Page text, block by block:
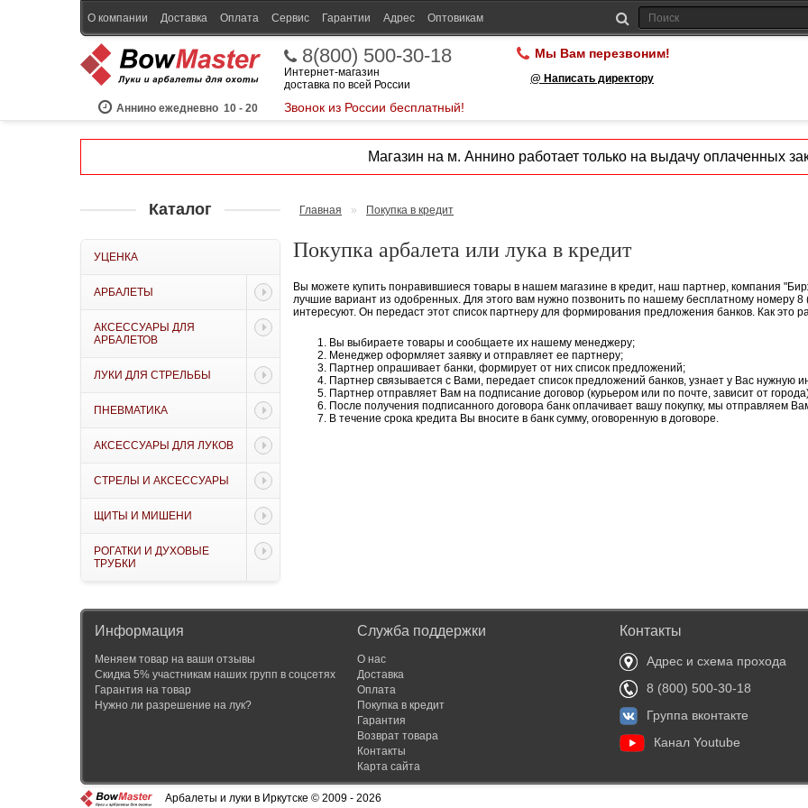
О компании Доставка Оплата Сервис Гарантии Адрес Оптовикам
Аннино ежедневно 10 - 20
8(800) 500-30-18
Интернет-магазин
доставка по всей России
Звонок из России бесплатный!
Мы Вам перезвоним!
@ Написать директору
Магазин на м. Аннино работает только на выдачу оплаченных
Каталог
УЦЕНКА
АРБАЛЕТЫ
АКСЕССУАРЫ ДЛЯ
АРБАЛЕТОВ
ЛУКИ ДЛЯ СТРЕЛЬБЫ
ПНЕВМАТИКА
АКСЕССУАРЫ ДЛЯ ЛУКОВ
СТРЕЛЫ И АКСЕССУАРЫ
ЩИТЫ И МИШЕНИ
РОГАТКИ И ДУХОВЫЕ
ТРУБКИ
Главная » Покупка в кредит
Покупка арбалета или лука в кредит
Вы можете купить понравившиеся товары в нашем магазине в кредит, наш партнер, компания
лучшие вариант из одобренных. Для этого вам нужно позвонить по нашему бесплатному номеру 8
интересуют. Он передаст этот список партнеру для формирования предложения банков. Как это
Вы выбираете товары и сообщаете их нашему менеджеру;
Менеджер оформляет заявку и отправляет ее партнеру;
Партнер опрашивает банки, формирует от них список предложений;
Партнер связывается с Вами, передает список предложений банков, узнает у Вас нужную
Партнер отправляет Вам на подписание договор (курьером или по почте, зависит от
После получения подписанного договора банк оплачивает вашу покупку, мы отправляем
В течение срока кредита Вы вносите в банк сумму, оговоренную в договоре.
Информация
Меняем товар на ваши отзывы
Скидка 5% участникам наших групп в соцсетях
Гарантия на товар
Нужно ли разрешение на лук?
Служба поддержки
О нас
Доставка
Оплата
Покупка в кредит
Гарантия
Возврат товара
Контакты
Карта сайта
Контакты
Адрес и схема прохода
8 (800) 500-30-18
Группа вконтакте
Канал Youtube
Арбалеты и луки в Иркутске © 2009 - 2026